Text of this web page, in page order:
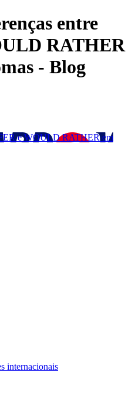
entre
RATHER
- Blog
e WOULD RATHER em
internacionais